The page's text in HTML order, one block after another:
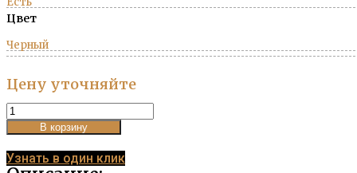
Цвет
Черный
Цену уточняйте
Памятник
вертикальный
№35
quantity
В корзину
Узнать в один клик